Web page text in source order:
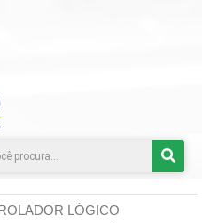
LÓGICO